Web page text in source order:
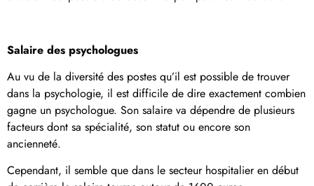
Salaire des psychologues
Au vu de la diversité des postes qu’il est possible de trouver
dans la psychologie, il est difficile de dire exactement combien
gagne un psychologue. Son salaire va dépendre de plusieurs
facteurs dont sa spécialité, son statut ou encore son
ancienneté.
Cependant, il semble que dans le secteur hospitalier en début